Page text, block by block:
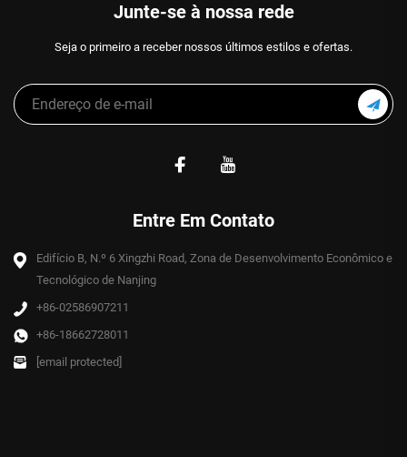
Junte-se à nossa rede
Seja o primeiro a receber nossos últimos estilos e ofertas.
Entre Em Contato
Edifício B, N.º 6 Xingzhi Road, Zona de Desenvolvimento Econômico e
Tecnológico de Nanjing
+86-02586907211
+86-18662728011
[email protected]